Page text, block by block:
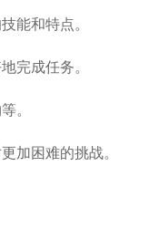
能和特点。
完成任务。
。
加困难的挑战。